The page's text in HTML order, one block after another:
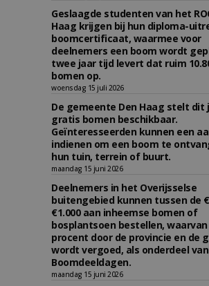
Geslaagde studenten van het
Haag krijgen bij hun diploma-
boomcertificaat, waarmee voor
deelnemers een boom wordt
twee jaar tijd levert dat ruim
bomen op.
woensdag 15 juli 2026
De gemeente Den Haag stelt dit
gratis bomen beschikbaar.
Geïnteresseerden kunnen een
indienen om een boom te
hun tuin, terrein of buurt.
maandag 15 juni 2026
Deelnemers in het Overijsselse
buitengebied kunnen tussen de
€1.000 aan inheemse bomen of
bosplantsoen bestellen, waarvan
procent door de provincie en de
wordt vergoed, als onderdeel
Boomdeeldagen.
maandag 15 juni 2026